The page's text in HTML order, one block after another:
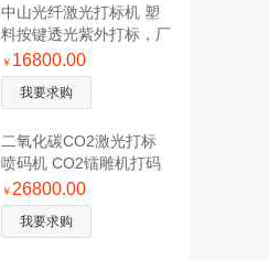
中山光纤激光打标机 塑
料按键透光紫外打标，厂
家现货直销
￥ 16800.00
我要求购
二氧化碳CO2激光打标
喷码机 CO2镭雕机打码
机
￥ 26800.00
我要求购